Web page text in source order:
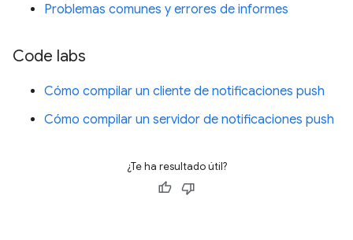
Problemas comunes y errores de informes
Code labs
Cómo compilar un cliente de notificaciones push
Cómo compilar un servidor de notificaciones push
¿Te ha resultado útil?